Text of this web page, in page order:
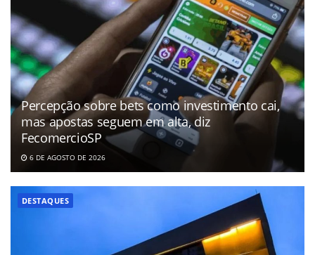
Percepção sobre bets como investimento cai,
mas apostas seguem em alta, diz
FecomercioSP
6 DE AGOSTO DE 2026
DESTAQUES